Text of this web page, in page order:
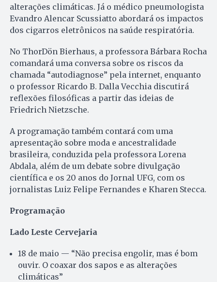
alterações climáticas. Já o médico pneumologista
Evandro Alencar Scussiatto abordará os impactos
dos cigarros eletrônicos na saúde respiratória.
No ThorDön Bierhaus, a professora Bárbara Rocha
comandará uma conversa sobre os riscos da
chamada “autodiagnose” pela internet, enquanto
o professor Ricardo B. Dalla Vecchia discutirá
reflexões filosóficas a partir das ideias de
Friedrich Nietzsche.
A programação também contará com uma
apresentação sobre moda e ancestralidade
brasileira, conduzida pela professora Lorena
Abdala, além de um debate sobre divulgação
científica e os 20 anos do Jornal UFG, com os
jornalistas Luiz Felipe Fernandes e Kharen Stecca.
Programação
Lado Leste Cervejaria
18 de maio — “Não precisa engolir, mas é bom
ouvir. O coaxar dos sapos e as alterações
climáticas”